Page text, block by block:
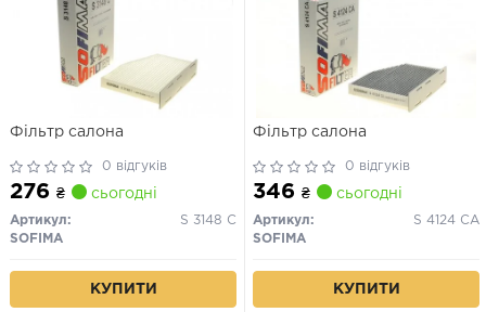
Фільтр салона
0 відгуків
276 ₴ сьогодні
Артикул:
S 3148 C
SOFIMA
КУПИТИ
Фільтр салона
0 відгуків
346 ₴ сьогодні
Артикул:
S 4124 CA
SOFIMA
КУПИТИ